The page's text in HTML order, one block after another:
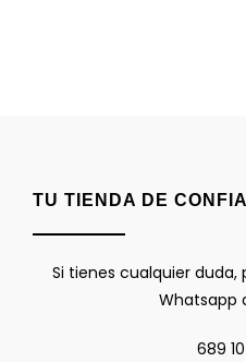
TU TIENDA DE
Si tienes cualquier
Whatsapp
689